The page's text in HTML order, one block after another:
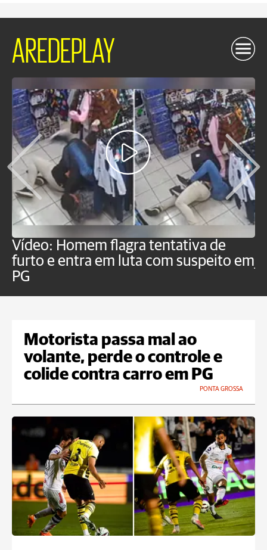
AREDEPLAY
Vídeo: Homem flagra tentativa de
furto e entra em luta com suspeito em
PG
Motorista passa mal ao
volante, perde o controle e
colide contra carro em PG
PONTA GROSSA